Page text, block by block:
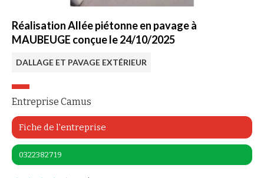
Réalisation Allée piétonne en pavage à
MAUBEUGE conçue le 24/10/2025
DALLAGE ET PAVAGE EXTÉRIEUR
Entreprise Camus
Fiche de l'entreprise
0322382719